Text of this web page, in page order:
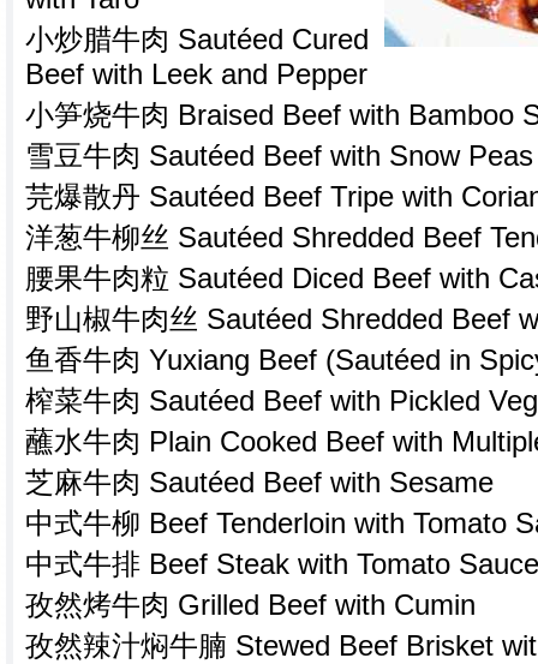
小炒腊牛肉 Sautéed Cured
Beef with Leek and Pepper
小笋烧牛肉 Braised Beef with Bamboo
雪豆牛肉 Sautéed Beef with Snow Peas
芫爆散丹 Sautéed Beef Tripe with
洋葱牛柳丝 Sautéed Shredded Beef
腰果牛肉粒 Sautéed Diced Beef with
野山椒牛肉丝 Sautéed Shredded Beef
鱼香牛肉 Yuxiang Beef (Sautéed in
榨菜牛肉 Sautéed Beef with Pickled
蘸水牛肉 Plain Cooked Beef with
芝麻牛肉 Sautéed Beef with Sesame
中式牛柳 Beef Tenderloin with Tomato
中式牛排 Beef Steak with Tomato
孜然烤牛肉 Grilled Beef with Cumin
孜然辣汁焖牛腩 Stewed Beef Brisket